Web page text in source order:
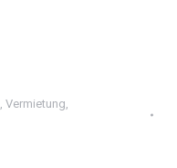
Vermietung